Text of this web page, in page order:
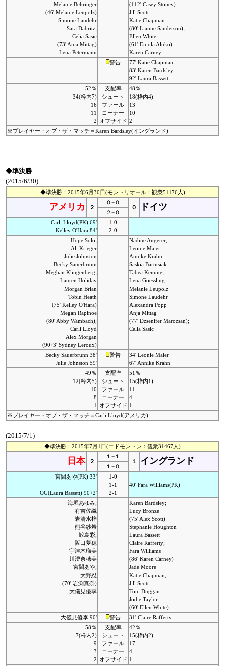
Melanie Behringer
(46' Melanie Leupolz)
Simone Laudehr
Sara Dabritz;
Celia Sasic
(73' Anja Mittag)
Lena Petermann
(112' Casey Stoney)
Jill Scott
Katie Chapman
(80' Lianne Sanderson);
Ellen White
(61' Eniola Aluko)
Karen Carney
警告
77' Katie Chapman
83' Karen Bardsley
92' Laura Bassett
52％
34(枠内7)
16
11
2
支配率
シュート
ファール
コーナー
オフサイド
48％
18(枠内4)
13
10
2
※プレイヤー・オブ・ザ・マッチ＝Karen Bardsley(イングランド)
◆準決勝
(2015/6/30)
◆準決勝：2015年6月30日(モントリオール：観衆51176人)
アメリカ ２
０−０
０
ドイツ
２−０
Carli Lloyd(PK) 69'
Kelley O'Hara 84'
1-0
2-0
Hope Solo;
Ali Krieger
Julie Johnston
Becky Sauerbrunn
Meghan Klingenberg;
Lauren Holiday
Morgan Brian
Tobin Heath
(75' Kelley O'Hara)
Megan Rapinoe
(80' Abby Wambach);
Carli Lloyd
Alex Morgan
(90+3' Sydney Leroux)
Nadine Angerer;
Leonie Maier
Annike Krahn
Saskia Bartusiak
Tabea Kemme;
Lena Goessling
Melanie Leupolz
Simone Laudehr
Alexandra Popp
Anja Mittag
(77' Dzsenifer Marozsan);
Celia Sasic
Becky Sauerbrunn 38'
Julie Johnston 59'
警告
34' Leonie Maier
67' Annike Krahn
49％
12(枠内5)
10
8
1
支配率
シュート
ファール
コーナー
オフサイド
51％
15(枠内1)
11
4
1
※プレイヤー・オブ・ザ・マッチ＝Carli Lloyd(アメリカ)
(2015/7/1)
◆準決勝：2015年7月1日(エドモントン：観衆31467人)
日本 ２
１−１
１
イングランド
１−０
宮間あや(PK) 33'
OG(Laura Bassett) 90+2'
1-0
1-1
2-1
40' Fara Williams(PK)
海堀あゆみ;
有吉佐織
岩清水梓
熊谷紗希
鮫島彩;
阪口夢穂
宇津木瑠美
川澄奈穂美
宮間あや;
大野忍
(70' 岩渕真奈)
大儀見優季
Karen Bardsley;
Lucy Bronze
(75' Alex Scott)
Stephanie Houghton
Laura Bassett
Claire Rafferty;
Fara Williams
(86' Karen Carney)
Jade Moore
Katie Chapman;
Jill Scott
Toni Duggan
Jodie Taylor
(60' Ellen White)
大儀見優季 90'
警告
31' Claire Rafferty
58％
7(枠内2)
9
3
2
支配率
シュート
ファール
コーナー
オフサイド
42％
15(枠内2)
17
4
1